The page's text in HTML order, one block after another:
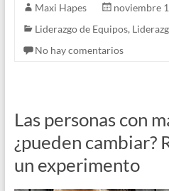
Maxi Hapes
noviembre
Liderazgo de Equipos,
No hay comentarios
Las personas con
¿pueden cambiar?
un experimento